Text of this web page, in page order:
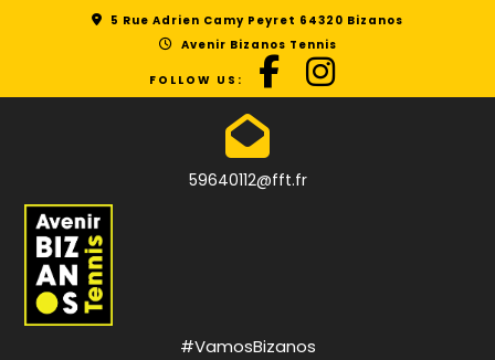
5 Rue Adrien Camy Peyret 64320 Bizanos
Avenir Bizanos Tennis
FOLLOW US:
59640112@fft.fr
#VamosBizanos